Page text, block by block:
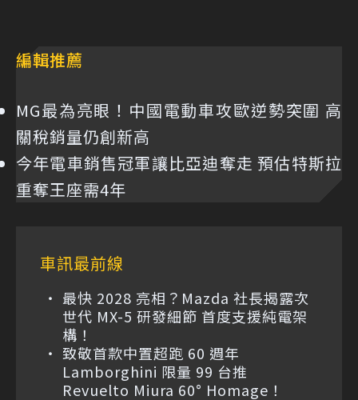
編輯推薦
MG最為亮眼！中國電動車攻歐逆勢突圍 高
關稅銷量仍創新高
今年電車銷售冠軍讓比亞迪奪走 預估特斯拉
重奪王座需4年
車訊最前線
最快 2028 亮相？Mazda 社長揭露次
世代 MX-5 研發細節 首度支援純電架
構！
致敬首款中置超跑 60 週年
Lamborghini 限量 99 台推
Revuelto Miura 60° Homage！